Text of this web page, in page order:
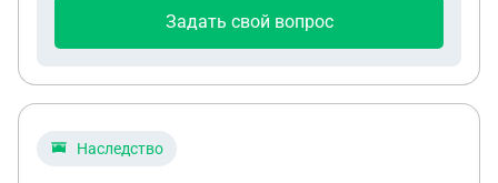
Задать свой вопрос
Наследство